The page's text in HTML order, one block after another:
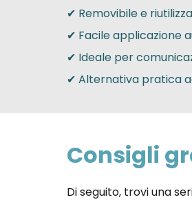
✔ Removibile e
✔ Facile applicazione
✔ Ideale per
✔ Alternativa pratica
Consigli
Di seguito, trovi una